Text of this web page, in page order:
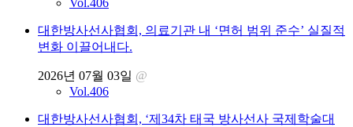
대한방사선사협회, 의료기관 내 ‘면허 범위 준수’ 실질적
변화 이끌어내다.
2026년 07월 03일 @
Vol.406
대한방사선사협회, ‘제34차 태국 방사선사 국제학술대